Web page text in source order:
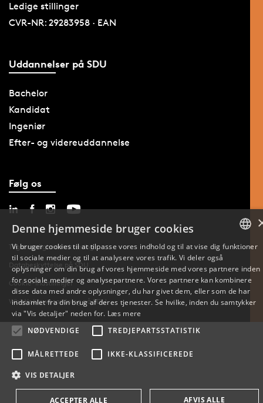
Ledige stillinger
CVR-NR: 29283958 · EAN
Uddannelser på SDU
Bachelor
Kandidat
Ingeniør
Efter- og videreuddannelse
Følg os
Tilgængelighedserklæring
Databeskyttelse på SDU
Cookie-indstillinger
Whistleblowerordning på SDU
ENGLISH
Denne hjemmeside bruger cookies
Vi bruger cookies til at tilpasse vores indhold og til at vise dig funktioner
til sociale medier og til at analysere vores trafik. Vi deler også
oplysninger om din brug af vores hjemmeside med vores partnere inden
for sociale medier og analysepartnere. Vores partnere kan kombinere
disse data med andre oplysninger, du har givet dem, eller som de har
indsamlet fra din brug af deres tjenester. Se hvilke, inden du samtykker
via "Vis detaljer" neden for. Læs mere
NØDVENDIGE
TREDJEPARTSSTATISTIK
MÅLRETTEDE IKKE-KLASSIFICEREDE
VIS DETALJER
ACCEPTER ALLE AFVIS ALLE